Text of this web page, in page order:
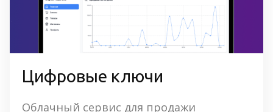
Цифровые ключи
Облачный сервис для продажи